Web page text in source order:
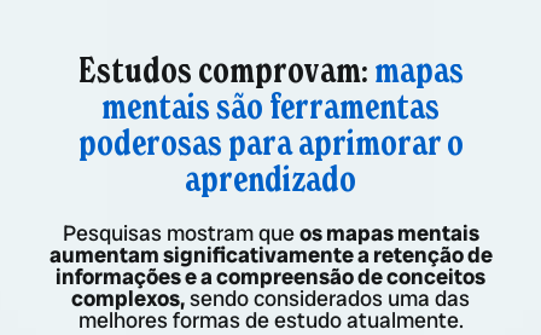
Estudos comprovam: mapas
mentais são ferramentas
poderosas para aprimorar o
aprendizado
Pesquisas mostram queos mapas mentais
aumentam significativamente a retenção de
informações e a compreensão de conceitos
complexos,sendo considerados uma das
melhores formas de estudo atualmente.